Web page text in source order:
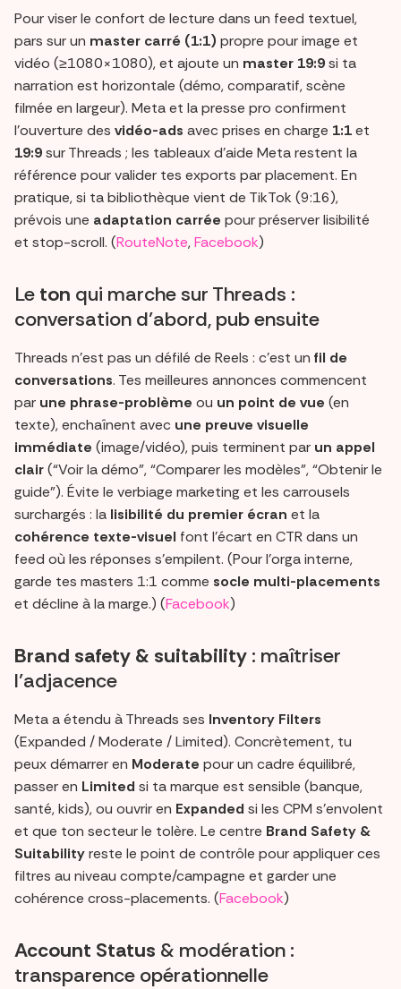
Pour viser le confort de lecture dans un feed textuel,
pars sur un master carré (1:1) propre pour image et
vidéo (≥1080×1080), et ajoute un master 19:9si ta
narration est horizontale (démo, comparatif, scène
filmée en largeur). Meta et la presse pro confirment
l’ouverture des vidéo-ads avec prises en charge 1:1et
19:9sur Threads ; les tableaux d’aide Meta restent la
référence pour valider tes exports par placement. En
pratique, si ta bibliothèque vient de TikTok (9:16),
prévois une adaptation carrée pour préserver lisibilité
et stop-scroll. (RouteNote,Facebook)
Le ton qui marche sur Threads :
conversation d’abord, pub ensuite
Threads n’est pas un défilé de Reels : c’est un fil de
conversations. Tes meilleures annonces commencent
par une phrase-problème ou un point de vue (en
texte), enchaînent avec une preuve visuelle
immédiate (image/vidéo), puis terminent par un appel
clair(“Voir la démo”, “Comparer les modèles”, “Obtenir le
guide”). Évite le verbiage marketing et les carrousels
surchargés : la lisibilité du premier écran et la
cohérence texte-visuel font l’écart en CTR dans un
feed où les réponses s’empilent. (Pour l’orga interne,
garde tes masters 1:1 comme socle multi-placements
et décline à la marge.) (Facebook)
Brand safety & suitability : maîtriser
l’adjacence
Meta a étendu à Threads ses Inventory Filters
(Expanded / Moderate / Limited). Concrètement, tu
peux démarrer en Moderate pour un cadre équilibré,
passer en Limited si ta marque est sensible (banque,
santé, kids), ou ouvrir en Expanded si les CPM s’envolent
et que ton secteur le tolère. Le centre Brand Safety &
Suitabilityreste le point de contrôle pour appliquer ces
filtres au niveau compte/campagne et garder une
cohérence cross-placements. (Facebook)
Account Status & modération :
transparence opérationnelle